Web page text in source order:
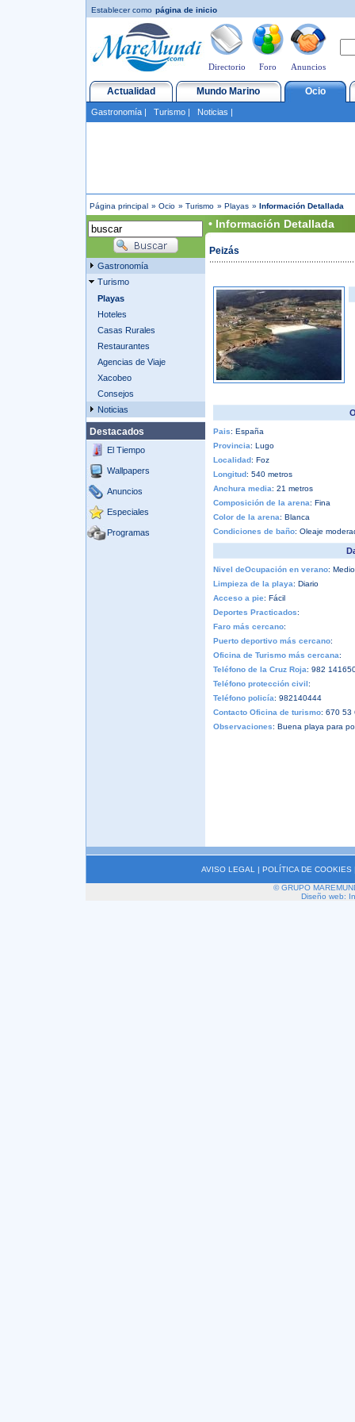
Establecer como página de inicio
Directorio Foro Anuncios
Actualidad Mundo Marino Ocio
Gastronomía| Turismo| Noticias |
Página principal » Ocio » Turismo » Playas » Información Detallada
Gastronomía
Turismo
Playas
Hoteles
Casas Rurales
Restaurantes
Agencias de Viaje
Xacobeo
Consejos
Noticias
Destacados
El Tiempo
Wallpapers
Anuncios
Especiales
Programas
• Información Detallada
Peizás
Pais: España
Provincia: Lugo
Localidad: Foz
Longitud: 540 metros
Anchura media: 21 metros
Composición de la arena: Fina
Color de la arena: Blanca
Condiciones de baño: Oleaje
Nivel deOcupación en verano: Medio
Limpieza de la playa: Diario
Acceso a pie: Fácil
Deportes Practicados:
Faro más cercano:
Puerto deportivo más cercano:
Oficina de Turismo más cercana:
Teléfono de la Cruz Roja: 982
Teléfono protección civil:
Teléfono policía: 982140444
Contacto Oficina de turismo: 670 53
Observaciones: Buena playa para
AVISO LEGAL | POLÍTICA DE COOKIES
© GRUPO
Diseño web: